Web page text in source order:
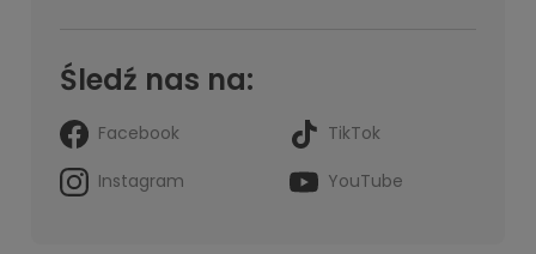
Śledź nas na:
Facebook
TikTok
Instagram
YouTube